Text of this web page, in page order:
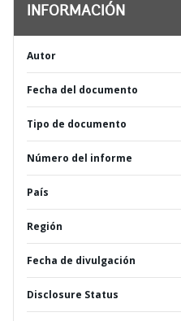
INFORMACIÓN
Autor
Fecha del documento
Tipo de documento
Número del informe
País
Región
Fecha de divulgación
Disclosure Status